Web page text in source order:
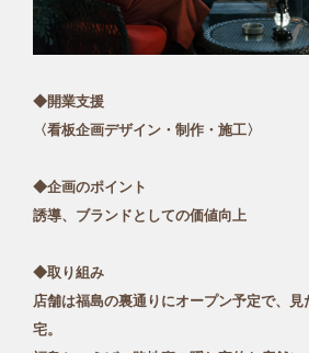
◆開業支援
〈看板企画デザイン・制作・施工〉
◆企画のポイント
誘導、ブランドとしての価値向上
◆取り組み
店舗は福島の裏通りにオープン予定で、
宅。